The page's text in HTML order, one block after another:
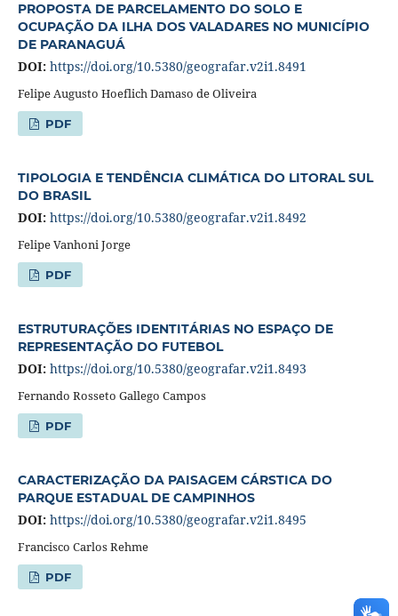
PROPOSTA DE PARCELAMENTO DO SOLO E
OCUPAÇÃO DA ILHA DOS VALADARES NO MUNICÍPIO
DE PARANAGUÁ
DOI: https://doi.org/10.5380/geografar.v2i1.8491
Felipe Augusto Hoeflich Damaso de Oliveira
PDF
TIPOLOGIA E TENDÊNCIA CLIMÁTICA DO LITORAL SUL
DO BRASIL
DOI: https://doi.org/10.5380/geografar.v2i1.8492
Felipe Vanhoni Jorge
PDF
ESTRUTURAÇÕES IDENTITÁRIAS NO ESPAÇO DE
REPRESENTAÇÃO DO FUTEBOL
DOI: https://doi.org/10.5380/geografar.v2i1.8493
Fernando Rosseto Gallego Campos
PDF
CARACTERIZAÇÃO DA PAISAGEM CÁRSTICA DO
PARQUE ESTADUAL DE CAMPINHOS
DOI: https://doi.org/10.5380/geografar.v2i1.8495
Francisco Carlos Rehme
PDF